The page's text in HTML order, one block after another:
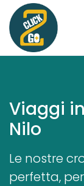
Viaggi
Nilo
Le nostre
perfetta,